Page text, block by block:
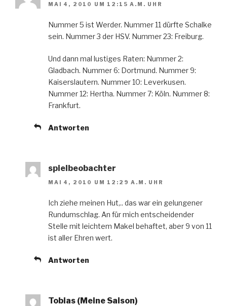
MAI 4, 2010 UM 12:15 A.M. UHR
Nummer 5 ist Werder. Nummer 11 dürfte Schalke
sein. Nummer 3 der HSV. Nummer 23: Freiburg.
Und dann mal lustiges Raten: Nummer 2:
Gladbach. Nummer 6: Dortmund. Nummer 9:
Kaiserslautern. Nummer 10: Leverkusen.
Nummer 12: Hertha. Nummer 7: Köln. Nummer 8:
Frankfurt.
Antworten
spielbeobachter
MAI 4, 2010 UM 12:29 A.M. UHR
Ich ziehe meinen Hut,.. das war ein gelungener
Rundumschlag. An für mich entscheidender
Stelle mit leichtem Makel behaftet, aber 9 von 11
ist aller Ehren wert.
Antworten
Tobias (Meine Saison)